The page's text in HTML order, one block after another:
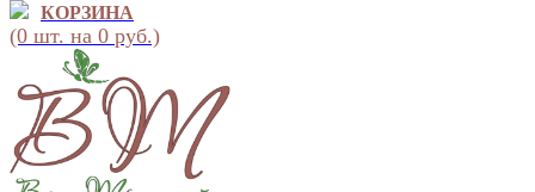
КОРЗИНА
(0 шт. на 0 руб.)